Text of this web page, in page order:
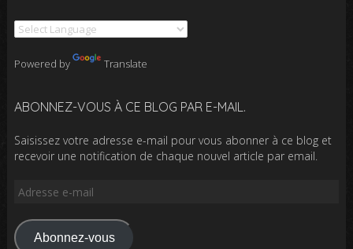
Powered by Translate
ABONNEZ-VOUS À CE BLOG PAR E-MAIL.
Saisissez votre adresse e-mail pour vous abonner à ce blog et
recevoir une notification de chaque nouvel article par email.
Adresse
mail
Abonnez-vous